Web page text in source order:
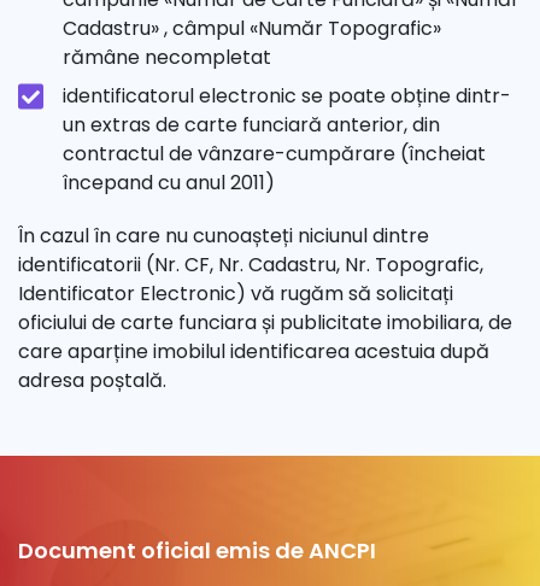
Cadastru» , câmpul «Număr Topografic»
rămâne necompletat
identificatorul electronic se poate obține dintr-
un extras de carte funciară anterior, din
contractul de vânzare-cumpărare (încheiat
începand cu anul 2011)
În cazul în care nu cunoașteți niciunul dintre
identificatorii (Nr. CF, Nr. Cadastru, Nr. Topografic,
Identificator Electronic) vă rugăm să solicitați
oficiului de carte funciara și publicitate imobiliara, de
care aparține imobilul identificarea acestuia după
adresa poștală.
Document oficial emis de ANCPI